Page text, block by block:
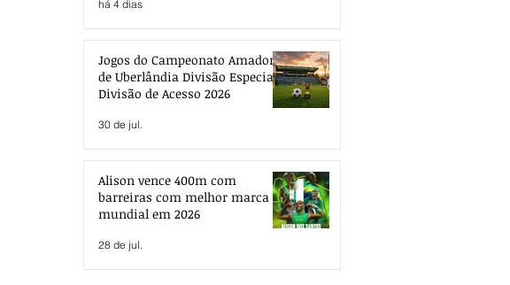
há 4 dias
Jogos do Campeonato Amador
de Uberlândia Divisão Especial e
Divisão de Acesso 2026
30 de jul.
Alison vence 400m com
barreiras com melhor marca
mundial em 2026
28 de jul.